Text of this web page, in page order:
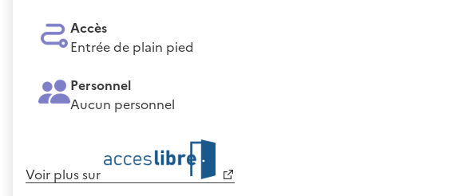
Accès
Entrée de plain pied
Personnel
Aucun personnel
Voir plus sur